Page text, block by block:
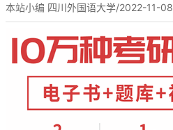
本站小编 四川外国语大学/2022-11-08